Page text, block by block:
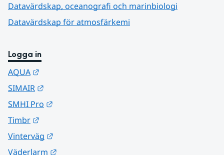
Datavärdskap, oceanografi och marinbiologi
Datavärdskap för atmosfärkemi
Logga in
AQUA
SIMAIR
SMHI Pro
Timbr
Vinterväg
Väderlarm